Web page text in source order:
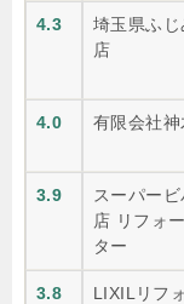
4.3
埼玉県ふ
店
4.0 有限会社
3.9
スーパー
店 リフォ
ター
3.8
LIXILリフ